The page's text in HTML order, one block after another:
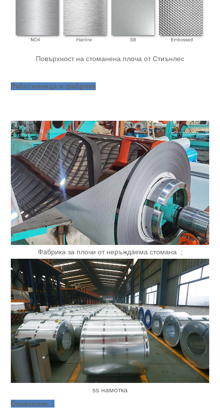
Повърхност на стоманена плоча от Стиънлес
Работилница и фабрика
Фабрика за плочи от неръждаема стомана ;
ss намотка
Опаковане ;